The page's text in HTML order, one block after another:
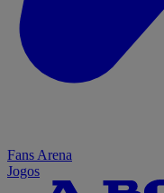
Fans Arena
Jogos